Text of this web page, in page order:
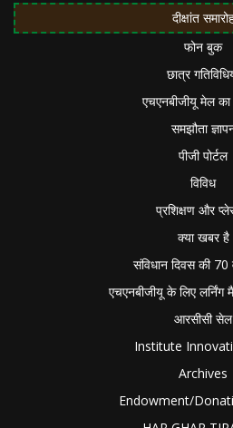
दीक्षांत
फोन बुक
छात्र
एचएनबीजीयू मेल का
समझौता
पीजी पोर्टल
विविध
प्रशिक्षण और
क्या खबर है
संविधान दिवस की 70
एचएनबीजीयू के लिए
आरसीसी सेल
Institute
Archives
Endowment/